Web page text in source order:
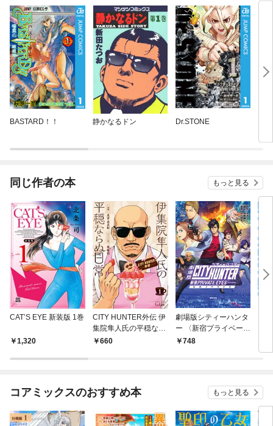
BASTARD！！ 静かなるドン Dr.STONE
同じ作者の本 もっと見る
CAT’S EYE 新装版 1巻
1,320
CITY HUNTER外伝 伊
集院隼人氏の平穏なら
ぬ日常 1巻
660
劇場版シティーハンタ
ー 〈新宿プライベー
ト・アイズ〉 公式ノ
748
編
コアミックスのおすすめ本 もっと見る